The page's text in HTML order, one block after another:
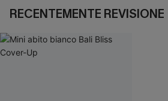
RECENTEMENTE REVISIONE